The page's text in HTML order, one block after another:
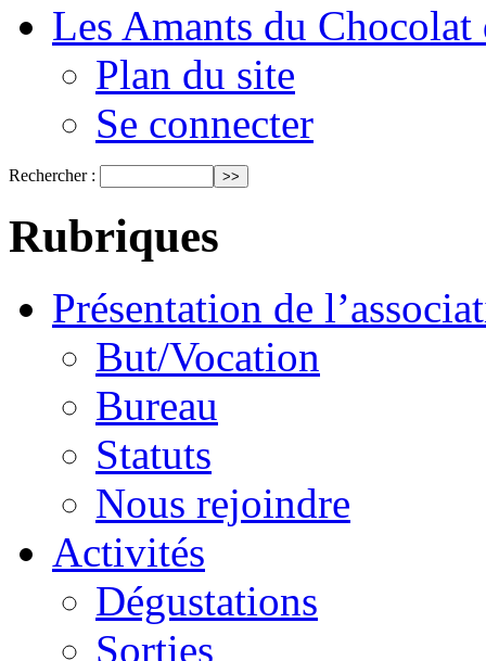
Les Amants du
Plan du site
Se connecter
Rechercher :
Rubriques
Présentation de
But/Vocation
Bureau
Statuts
Nous rejoindre
Activités
Dégustations
Sorties